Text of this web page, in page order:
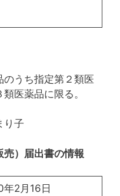
のうち指定第２類医
医薬品に限る。
り子
）届出書の情報
2月16日